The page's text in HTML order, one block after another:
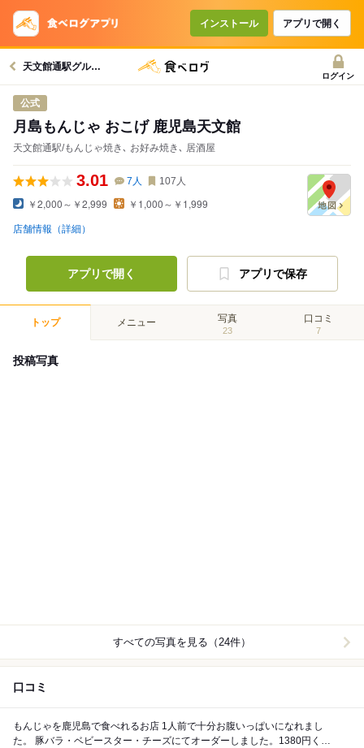
インストール アプリで開く
天文館通駅グルメへ
ログイン
公式
月島もんじゃ おこげ 鹿児島天文館
天文館通駅/もんじゃ焼き､ お好み焼き､ 居酒屋
3.01 7 人 107 人
￥2,000～￥2,999 ￥1,000～￥1,999
店舗情報（詳細）
アプリで開く アプリで保存
トップ メニュー 写真
23
口コミ
7
投稿写真
すべての写真を見る（24件）
口コミ
もんじゃを鹿児島で食べれるお店 1人前で十分お腹いっぱいになれまし
た。 豚バラ・ベビースター・チーズにてオーダーしました。1380円くら